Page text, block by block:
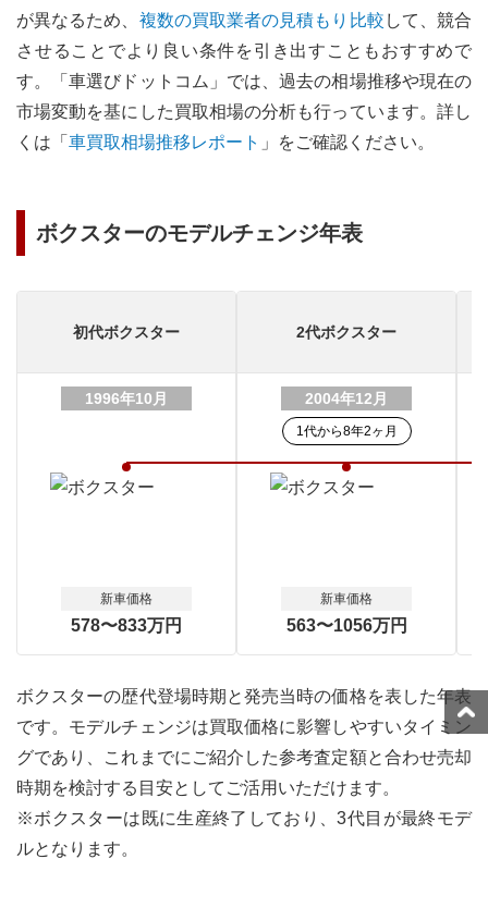
が異なるため、 複数の買取業者の見積もり比較 して、競合
させることでより良い条件を引き出すこともおすすめで
す。
「車選びドットコム」では、過去の相場推移や現在の
市場変動を基にした買取相場の分析も行っています。詳し
くは「 車買取相場推移レポート 」をご確認ください。
ボクスターのモデルチェンジ年表
初代ボクスター
1996年10月
新車価格
578〜833万円
2代ボクスター
2004年12月
1代から8年2ヶ月
新車価格
563〜1056万円
ボクスターの歴代登場時期と発売当時の価格を表した年表
です。モデルチェンジは買取価格に影響しやすいタイミン
グであり、これまでにご紹介した参考査定額と合わせ売却
時期を検討する目安としてご活用いただけます。
※ボクスターは既に生産終了しており、3代目が最終モデ
ルとなります。